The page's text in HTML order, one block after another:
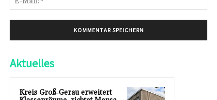
Aktuelles
Kreis Groß‑Gerau erweitert